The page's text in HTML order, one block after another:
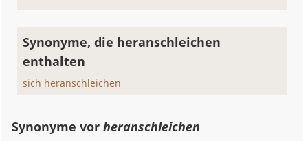
Synonyme, die heranschleichen
enthalten
sich heranschleichen
Synonyme vorheranschleichen